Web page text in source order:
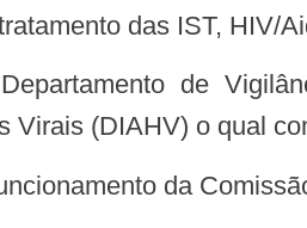
das IST, HIV/
Virais (DIAHV) o qual
da